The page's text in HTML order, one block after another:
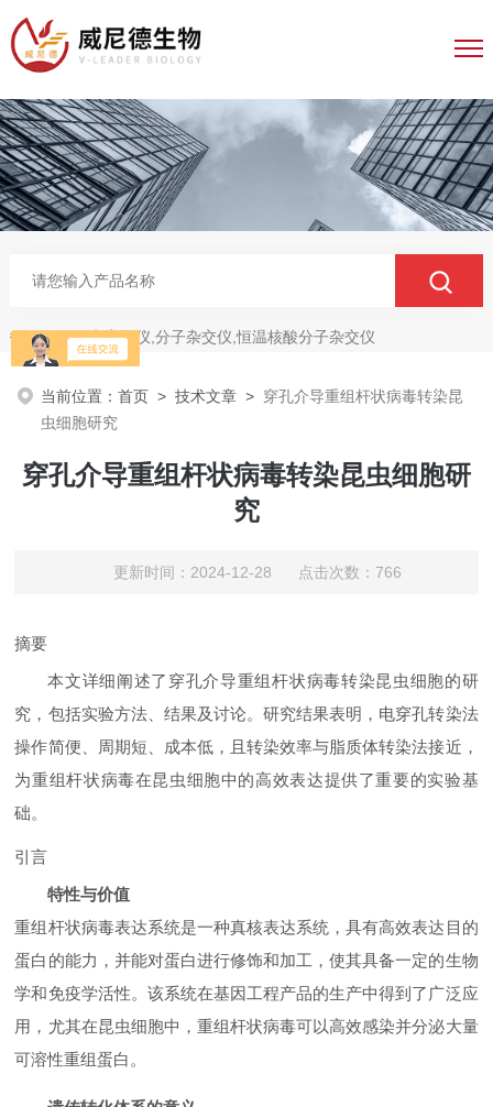
热门关键词：电穿孔仪,分子杂交仪,恒温核酸分子杂交仪
当前位置：首页 >技术文章 > 穿孔介导重组杆状病毒转染昆
虫细胞研究
穿孔介导重组杆状病毒转染昆虫细胞研
究
更新时间：2024-12-28 点击次数：766
摘要
本文详细阐述了穿孔介导重组杆状病毒转染昆虫细胞的研
究，包括实验方法、结果及讨论。研究结果表明，电穿孔转染法
操作简便、周期短、成本低，且转染效率与脂质体转染法接近，
为重组杆状病毒在昆虫细胞中的高效表达提供了重要的实验基
础。
引言
特性与价值
重组杆状病毒表达系统是一种真核表达系统，具有高效表达目的
蛋白的能力，并能对蛋白进行修饰和加工，使其具备一定的生物
学和免疫学活性。该系统在基因工程产品的生产中得到了广泛应
用，尤其在昆虫细胞中，重组杆状病毒可以高效感染并分泌大量
可溶性重组蛋白。